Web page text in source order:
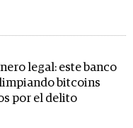
legal: este banco
bitcoins
por el delito